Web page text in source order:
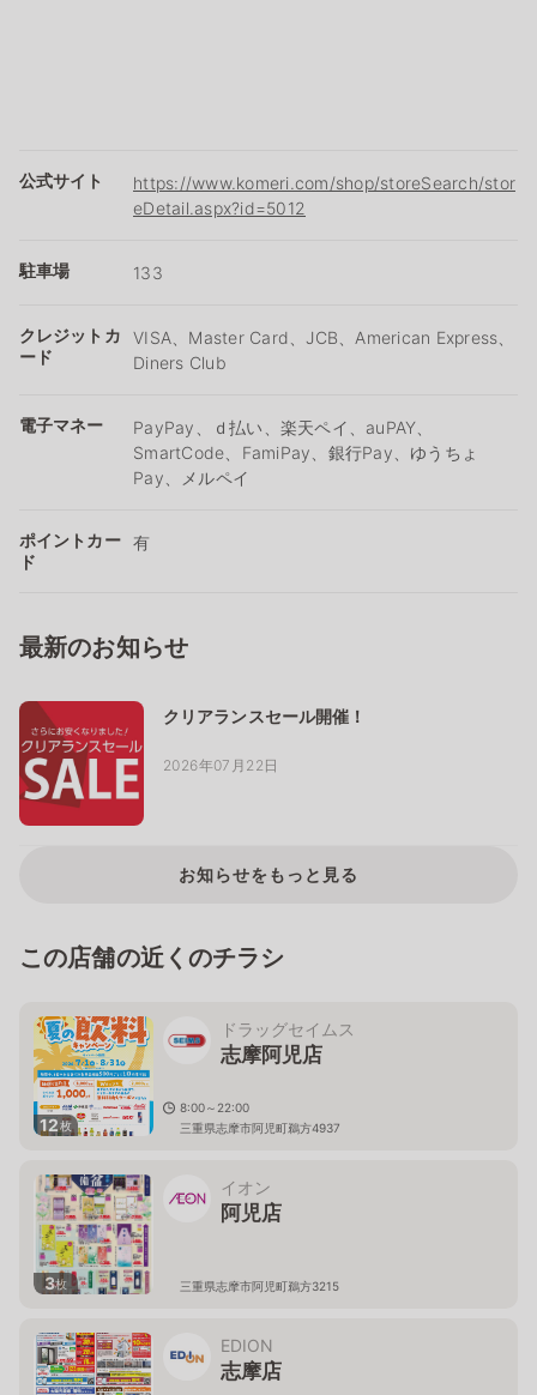
公式サイト
https://www.komeri.com/shop/storeSearch/stor
eDetail.aspx?id=5012
駐車場 133
クレジットカ
ード
VISA、Master Card、JCB、American Express、
Diners Club
電子マネー
PayPay、ｄ払い、楽天ペイ、auPAY、
SmartCode、FamiPay、銀行Pay、ゆうちょ
Pay、メルペイ
ポイントカー
ド
有
最新のお知らせ
クリアランスセール開催！
2026年07月22日
お知らせをもっと見る
この店舗の近くのチラシ
12枚
ドラッグセイムス
志摩阿児店
8:00～22:00
三重県志摩市阿児町鵜方4937
3枚
イオン
阿児店
三重県志摩市阿児町鵜方3215
EDION
志摩店